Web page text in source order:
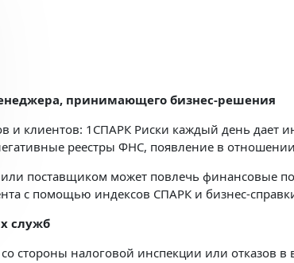
принимающего бизнес-решения
и клиентов: 1СПАРК Риски каждый день
реестры ФНС, появление в
или поставщиком может повлечь финансовые
с помощью индексов СПАРК и бизнес-
служб
стороны налоговой инспекции или отказов в